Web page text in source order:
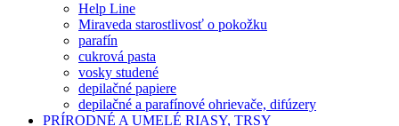
Help Line
Miraveda starostlivosť o pokožku
parafín
cukrová pasta
vosky studené
depilačné papiere
depilačné a parafínové ohrievače, difúzery
PRÍRODNÉ A UMELÉ RIASY, TRSY